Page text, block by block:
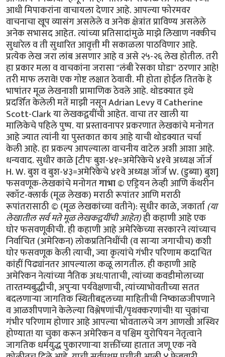
आधी मिपाकरांना वाचायला देणार आहे. आपल्या फोरमवर
वाचनाचा खूप व्यासंग असलेले व अनेक क्षेत्रांत प्राविण्य असलेले
अनेक सभासद आहेत. त्यांच्या प्रतिसादांमुळे माझे लिखाण नक्कीच
सुधारेल व ती सुधारित आवृत्ती मी सकाळला पाठविणार आहे.
प्रत्येक लेख जरा लांब असणार आहे व असे २५-२६ लेख होतील. तरी
हा प्रकार मला व वाचकांना जरासा "लंबी रेसका घोडा" ठरणार आहे!
तरी माफ लरावे! एक गोष्ट लक्षात ठेवावी. मी होता होईल तितके हे
भाषांतर मूळ लेखनाशी प्रामाणिक ठेवले आहे. थोडक्यात इथे
प्रदर्शित केलेली मतें माझी नसून Adrian Levy व Catherine
Scott-Clark या लेखकद्वयींची आहेत. वाचा तर खाली या
मालिकेचे पहिले पुष्प. या प्रस्तावनापर प्रकरणात लेखकांचे मनोगत
आहे ज्यात त्यांनी या पुस्तकात काय आहे याची थोडक्यात चर्चा
केली आहे. हा प्रकल्प आपल्याला वाचनीय वाटेल अशी आशा आहे.
धन्यवाद. सुधीर काळे [टीपः बुश-४१=अमेरिकेचे ४१वे अध्यक्ष जॉर्ज
H. W. बुश व बुश-४३=अमेरिकेचे ४१वे अध्यक्ष जॉर्ज W. (डुब्या) बुश]
फसवणूक-लेखकांचे मनोगतगाभा© एड्रियन लेव्ही आणि कॅथरीन
स्कॉट-क्लार्क (मूळ लेखक) मराठी रूपांतर आणि मराठी
रूपांतरासाठी © (मूळ लेखकांच्या वतीने): सुधीर काळे, जकार्ता(या
लेखातील सर्व मते मूळ लेखकद्वयींची आहेत)ही कहाणी आहे एक घोर फसवणूकीची. ही कहाणी आहे अमेरिकेच्या सरकारने त्यांच्याच निर्वाचित (अमेरिकन) लोकप्रतिनिधींची (व सार्‍या जगाचीच) कशी घोर फसवणूक केली त्याची, ज्या कृत्यांचे गंभीर परिणाम कदाचित कांहीं पिढ्यांनतर आपल्याला कळू लागतील. ही कहाणी आहे अमेरिकन नेत्यांच्या नैतिक अध:पाताची, त्यांच्या कवडीमोलाच्या तारतम्यबुद्धीची, अपुर्‍या पर्यवेक्षणाची, त्यांच्याभोवतीच्या सतत बदलणार्‍या जागतिक स्थितीबद्दलच्या माहितीची निष्काळजीपणाने व आळशीपणाने केलेल्या विश्लेषणांची/पृथक्करणांची! या चुकांचा गंभीर परिणाम होणार आहे आपल्या भोवतालचे जग आणखी अस्थिर होण्यात! या चुका करून अमेरिकन व पश्चिम युरोपियन नेतृत्वाने जागतिक धर्मयुद्ध पुकारणार्‍या शक्तींच्या हातात जणू एक नवे कोलीतच दिले आहे. याची सर्वप्रथम प्रचीती आली ४ फेब्रूवारी २००४ रोजी! या दिवशी पाकिस्तानचे सर्वात आदरणीय व गौरवप्राप्त शास्त्रज्ञ डॉ. अब्दुल कादीर खान पाकिस्तान चित्रवाणीच्या पडद्यावर सार्‍या पाकिस्तानी जनतेला दिसले. डॉ. खान हे नेहमीच रहस्याच्या पडद्याआड असत कारण ते तीस वर्षाहून जास्त काळ पाकिस्तानच्या अण्वस्त्रनिर्मितीच्या "गुपचुप" कार्यक्रमात गुंतलेले होते. उर्दू भाषेतली त्यांची भाषणे सर्वसाधारणपणे सार्‍या पाकिस्तानी जनतेला समजत व ती सारे लोक त्यांच्या प्रत्येक शब्दाकडे लक्ष देऊन ऐकतही. पण आज पाकिस्तानी सरकारने जाहीर केले होते कीं ते त्यांच्या चुकांची कबूली देणार आहेत. कदाचित त्यामुळे असेल. पण आज त्यांचे भाषण त्यांच्या देशबांधवांना सहज समजणार्‍या उर्दू भाषेत न होता सार्‍या जगाला समजणार्‍या इंग्रजी भाषेत झाले. "माझ्या प्रिय बंधू-भगिनींनो" अशी सुरुवात करून त्यांनी स्वत:च्या अनधिकृत अण्वस्त्रप्रसाराबद्दलच्या हालचालींची माहिती दिल्यावर समारोप करतांना ते म्हणाले "अल्ला पाकिस्तानला सुरक्षित ठेवो, पाकिस्तान अमर असो"! त्यांचे भाषण संपताक्षणी पाकिस्तानी लष्कराने डॉ खान यांनी प्रे. बुश ज्यांना "अनिष्ट राष्ट्रांचा अक्ष" म्हणत (Axis of Evil) त्या उत्तर कोरिया, इराण व लिबिया या अशा गिर्‍हाइकांसाठी एकट्याने हा अण्वस्त्रप्रसाराचा काळा बाजार कसा चालवला होता याची माहिती दिली. या घटनेनंतर पाकिस्तानला अण्वस्त्रें बनवायला सहाय्य करून अमेरिकेने सार्‍या जगाची कशी फसवणूक केली हे पहिल्यांदाच जगाच्या निदर्शनाला आले. अण्वस्त्रप्रसाराबद्दल कुप्रसिद्ध असलेल्या व "टायफॉइड मेरी" या (अपमानास्पद) टोपणनावाने ओळखल्या जाणार्‍या डॉ खाननी अशी कबूली का दिली याबाबत सार्‍या जगात तावातावाने तर्क-कुतर्क सुरू झाले. कुणाला वाटले की त्यांच्या राजकीय किंवा धार्मिक श्रद्धांमुळे दिली, कुणाला वाटले की स्वत:ची इभ्रत वाढविण्यासाठी व स्थान बळकट करण्यासाठी? कुणा बदमाष राजवटीसाठी? अफगाणिस्तानमधील जिहाद्यांसाठी? ओसामा बिन लादेनसाठी? कीं युरोप-अमेरिकेत अणूबॉम्ब उडवू पहाणार्‍या अतिरेक्यांच्या टोळ्यांसाठी? अनेक वृत्तपत्रांत आलेल्या अग्रलेखांत कुणाच्या फायद्यासाठी त्यांनी हा कबूलीजबाब दिला असावा याबाबतही तर्‍हेतर्‍हेच्या अटकळी प्रसिद्ध झाल्या. प्रेसिडेंट जॉर्ज बुश यांनीही या फसवणुकीला जणू संमतीच दिली. कांहीं दिवसांनंतर ते म्हणाले, "खान यांनी त्यांचे सारे गुन्हे मान्य केले आहेत आणि त्यांचे या गुन्ह्यातील सहकारी आता या धंद्यातून बाहेर फेकले गेले आहेत. खान व त्यांचे छोटे टोळके अतीशय धक्कादायक गुन्ह्यांबद्दल दोषी आहेत. पण त्यांच्यावर खटला घालायची गरज दिसत नाहीं. बुश पुढे म्हणाले, "प्रेसिडेंट मुशर्रफ यांनी मला आश्वासन दिले आहे कीं ते खान यांच्या जालाबद्दलची (network) सर्व माहिती अमेरिकन सरकारला देतील व तो देश (पाकिस्तान) अशा अण्वस्त्रप्रसाराच्या मुळाशी असू दिला जाणार नाहीं." पाकिस्तान सरकारचे या घटनेवर इतके पूर्ण नियंत्रण आहे कीं खान व त्यांच्या सहकारी शास्त्रज्ञांना अमेरिकेत खटला घालण्यासाठी अमेरिकेच्या किंवा इतर पाश्चात्य राष्ट्रांच्या स्वाधीन करण्याची गरज नाहीं. सत्य परिस्थिती तर अशी होती कीं खान यांची कबूली एक दिशाभूल करण्यासाठी दिलेली कॢप्तीच होती. अण्वस्त्रांची काळी बाजारपेठ खान यांच्या नियंत्रणाखाली चालली तर होतीच, पण जाहीर व खासगी वक्तव्यात फरक असा होता कीं अशा तर्‍हेचा काळा बाजार एका व्यक्तीचे काम नव्हते तर हे काम एका राष्ट्राच्या (पाकिस्तानच्या) परराष्ट्रनीतीचा भाग होता व त्याचे पर्यवेक्षण पाकिस्तानी लष्करी अधिकार्‍यांची टोळी करत होती. वर हे राष्ट्र अमेरिकेच्या अतिरेक्यांविरुद्धच्या लढाईतील एक महत्वाचे दोस्त राष्ट्र म्हणून दुटप्पीपणे मिरवत होते. तीसेक वर्षें लागोपाठ सत्तेवर आलेल्या अमेरिकन सरकारांनी, मग ती रिपब्लिकन पक्षाची असोत किंवा डेमोक्रॅटिक पक्षाची असोत, तसेच इंग्लंड व इतर पाश्चात्य युरोपियन राष्ट्रांनी पाकिस्तानला अतीशय मर्यादित प्रसारण असलेले व निषिद्ध असे अण्वस्त्रांबद्दलचे तंत्रज्ञान मिळवू दिले होते. एका अनर्थपूर्ण युगात पाकिस्तानने हे निषिद्ध तंत्रज्ञान कसे अनिष्ट राष्ट्रांना विकण्यात पुढाकार घेतला ही माहिती महत्वाची सरकारी साधने चुकीच्या दिशेने वापरून व आधीचे नियम रद्दबातल करून सर्वांपासून लपवून ठेवली. गुप्त माहिती मिळवण्याच्या क्रियेचीही धार बोथट करण्यात आली आणि परराष्ट्रखाते व संरक्षणखाते यासारख्या सरकारी खात्यांना जणू वेढून राष्ट्राध्यक्षांच्या तत्वांना पाठिंबा देण्यास, प्रतिनिधीसभेला डावलण्यास व देशाचे कायदे मोडण्यास भाग पाडण्यात आले होते. अमेरिकेच्या परराष्ट्रखात्याचा प्रवक्ता रिचर्ड बाऊचर याने डॉ खान प्रकरण म्हणजे पाकिस्तानी हुकूमशहा/राष्ट्राध्यक्ष मुशर्रफ यांच्या कसोटीचा क्षण असे वर्णन केले आहे. खान हे सर्व देशाचा मानबिंदू होते व त्यांचे नाव काढताच पाकिस्तानी नागरिकांची छाती गर्वाने फुगायची. पाकिस्तानला शिवणाच्या धारदार सुयासुद्धा बनवता येत नाहींत अशी मल्लीनाथी करणार्‍या डॉ खान यांनी अतीशय आधुनिक तंत्रज्ञानाचा वापर करून भारताच्या कुठल्याही शहरावर हल्ला करू शकणारी अण्वस्त्रे मोठ्या प्रमाणावर बनविण्याची एक "असेंब्ली लाईन" उभी केली व त्यांना पाकिस्तानी जनतेनेच "अणूबॉम्बचे पिताश्री" हा जणू एक किताबच दिला. फारच थोड्या लोकांना हे माहीत आहे की डॉ खान हे या अण्वस्त्र-उत्पादनाच्या प्रकल्पात अपघातानेच शिरले. पाकिस्तानात योग्यशी नोकरी न मिळाल्यामुळे ते चिडून उच्च शिक्षणासाठी युरोपला गेले व एका विश्वविद्यालयात प्रवेश मिळविण्याच्या रांगेत उभे असताना ’हेनी’ नावाच्या एका डच मुलीच्या प्रेमात पडले व तिच्याशी विवाहबद्ध झाले. एका गोर्‍या बाईचे पति म्हणून त्यांना एरवी मिळाली नसती अशी अतीशय संवेदनशील अशा गोपनीय क्षेत्रात भाषांतरकाराची नोकरी मिळाली व अण्वस्त्रांबद्दलची अतीशय गुप्त अशी माहिती त्यांच्या नजरेखालून जाऊ लागली. त्याचे महत्व समजल्यामुळे त्यांनी ती सर्व कागदपत्रे व ड्रॉइंग्ज चोरली व त्या कागदपत्रांनी भरलेले तीन पेटारे घेऊन ते पाकिस्तानात परत आले. जुल्फिकार अली भुत्तो यांच्या प्रोत्साहनाने ते अणूबॉम्ब बनवायच्या प्रोजेक्टचे प्रमुख झाले व मग त्या क्षेत्रात त्यांची व पाकिस्तानची प्रगती सुरू झाली. त्यानंतर पुढच्या वर्षापासून पाकिस्तानी अधिकारी व पाकिस्तानी दलाल/एजंट यांनी युरोप व उत्तर अमेरिकेत त्यांना हव्या असलेल्या यंत्रसामुग्री व इतर वस्तूंची जोरदार खरेदी सुरू केली. डॉ. खान हे सूत्रधाराचे व वेगवेगळ्या गटांमधील समन्वय ठेवण्याचे काम पहात होते व पश्चिम युरोपीमधील गुपचुपपणे अणूबॉम्ब बनविण्याचा कार्यक्रम राबवणार्‍या कंपन्यांतील वैज्ञानिक, कारखानदार, इंजिनियर व धातुशास्त्रज्ञ यांच्याबरोबरील मैत्री आणखी जवळची करून व त्यांच्याशी वागताना अतीशय गोडीगुलाबीचा वापर करून व त्यांच्यावर आपल्या गोड बोलण्याने एक तर्‍हेची छाप किंवा मोहिनी टाकून अशी सामग्री मिळवण्याच्या वाटेतील अडचणी दूर करत होते. जेंव्हा १९७७ साली भुत्तोंची पंतप्रधानपदावरून उचलबांगडी झाली, तेंव्हा हा अणूप्रकल्प नवे हुकूमशहा ज. झिया उल हक यांच्या अखत्यारीतील सैनिकी विभागाकडे जावा अशी अमेरिकन गुप्तचर संघटना सी.आय.ए.ची इच्छा होती. त्यामुळे खान यांचे जगभरच्या खरेदीमध्ये गुंतलेले गट पाकिस्तानी लष्करशहा व पाकिस्तानी गुप्तचर संघटना आय. एस. आय. यांच्या हुकुमाखाली आले. (म्हणजेच अमेरिकन गुप्तचर संघटना सी.आय.ए.ला या अणूबॉम्ब प्रकल्पाची कल्पना १९७७ पासून होती) पण तसे असले तरी पाकिस्तानच्या अणूबॉम्ब प्रकल्पाबद्दल जास्त माहिती असणे हे तोट्याचे ठरू लागले. जिमी कार्टर हे १९७७ सालची राष्ट्रपतीपदाची निवडणूक जिंकून अधिकारावर आले तेंव्हा जगातली अण्वस्त्रें कमी करायची हे ध्येय समोर ठेवूनच ते अधिकारावर आले होते. पण त्यांचे राष्ट्रीय सुऱक्षा सल्लागार बिन्यू ब्रेझिंस्की (Zbigniew Brzezinski) यांनी त्यांना त्यांची दिशा बदलायचा सल्ला दिला. पाकिस्तान हे राष्ट्र साम्यवादाविरुद्धच्या लढाईतील एक धक्काप्रतिबंधक (buffer) म्हणून उपयुक्त राष्ट्र असल्याचा कार्टर यांना सल्ला देण्यात आला व पाकिस्तानला या कामात राजी-खुषी सामील करून घेण्यासाठी त्या राष्ट्राचे मन वळविण्याचाही त्यांना सल्ला दिला. झियाच्या मनसुब्याला छुपा पाठिंबा देऊन मग त्याच्या मोबदल्यात अण्वस्त्रे बनवायची ही योजना होती! पाकिस्तानने जर रशियाचा प्रतिकार केला तर त्यांच्या अण्वस्त्रें बनविण्याच्या प्रकल्पाकडे अमेरिका दुर्ल़क्ष करेल असेही ज. झियांना सांगण्यात आले. १९८० साली कार्टर यांच्या जागी रेगन आले व त्यांनी कार्टर यांच्या अण्वस्त्रप्रसारबंदीच्या कार्यक्रमाला केरात काढले. राष्ट्रीय सुरक्षा समिती व सल्लागार यांचेही अवमूल्यन करण्यात आले व विल्यम केसी यांच्या नेतृत्वाखाली सी.आय.ए. ही संघटना सर्वेसर्वा झाली आणि गुप्तहेरखाते एक माहितीचे साधनच न रहाता ते एक प्रे. रेगन यांच्या धोरणाच्या समर्थनार्थ वापरायचे एक हत्यार बनले. त्यापाठोपाठ अमेरिकन अधिकारी पैसे घेऊन इस्लामाबादला पोचले व बरोबर हाही निरोप घेऊन आले कीं अमेरिका पाकिस्तानच्या वाढत्या अण्वस्त्रें बनविण्याच्या प्रकल्पाकडे काणाडोळा करेल. पण पुढे जसजसे पाकिस्तानच्या अण्वस्त्रनिर्मितीच्या प्रकल्पाचे रोपटे भराभर वाढू लागले तसतसे तो प्रकल्प गुप्त ठेवणे अवघड जाऊ लागले. प्रे. रेगन यांनी आशावादावर आधारित आक्रमकपणे तह/करार करण्याचा पायंडा मरगळलेल्या वॉशिंग्टनला आणला, पण उपयुक्ततेच्या व सोयीच्या तत्वावर जे परराष्ट्र धोरण सुरू केले गेले त्याचे रूपांतर झपाट्याने एका षड्यंत्रात झाले ज्यात अमेरिकेचे परराष्ट्रखातेही सामील झाले व पाकिस्तानच्या अण्वस्त्र-प्रकल्पाबद्दलच्या गुप्त बातम्यावर जे विरोध करतील त्यांच्या कामात अडथळेही आणू लागले. या सावळ्या गोंधळात पाकिस्तानने १९८३ साली स्फोटकें न वापरता केलेली अण्वस्त्रांची चांचणी (cold-testing), एवढेच नव्हे तर स्फोटकांसह चीनच्या मदतीने १९८४ साली केलेली चांचणीही (hot-testing) गुप्त ठेवण्यात अमेरिकेला यश मिळाले. पाकिस्तान व चीन या देशांमधील अण्वस्त्र-संबंधांना खोल गाडून टाकण्यातही रेगनच्या अधिकार्‍यांना यश मिळाले. यात चीनकडून मिळालेली बॉम्बची ड्रॉइंग्स, रेडियो आयसोटोप्स व इतर "हवी ती व हवी तितकी" तांत्रिक मदत यांचाही समावेश होता. याच्या मोबदल्यात चिनी आण्विक ऊर्जा कंत्राटदारांकडून अमेरिकन कंपन्यांनी कोट्यानुकोटी डॉलर्सची कंत्राटे मिळविली. जेंव्हा प्रे. रेगन यांची कारकीर्द १९८९ साली संपली तेंव्हा पाकिस्तानकडे चांचणी केलेली व वापरता येण्याजोगी अण्वस्त्रे होती. व या अस्त्रांच्या निर्मितीचा बहुतांश खर्च अमेरिकेकडून ’मदत’ म्हणून मिळालेल्या पैशातूनच झाला होता कारण ’मदत’ म्हणून मिळालेल्या पुंजीतले अब्जावधी डॉलर्स पाकिस्तानच्या लष्करशहांनी या कामाकडे वळविले होते. अमेरिकेच्या पेंटॅगॉनमधील अधिकारी पाकिस्तानचे रक्षक/वॉचमन ठरले. त्यांनी गुप्तहेरखात्यांचे अहवाल आपल्याला हवे तसे पुन्हा लिहिवले ज्यात पाकिस्तानच्या या अण्वस्त्रक्षमतेबद्दल जाणून-बुजून आहे त्यापेक्षा कमी आहे असे दाखविले गेले. तेही अशा वेळी कीं इस्लामाबाद व दिल्ली यांच्यातला संघर्ष अगदी निकरावर आला होत